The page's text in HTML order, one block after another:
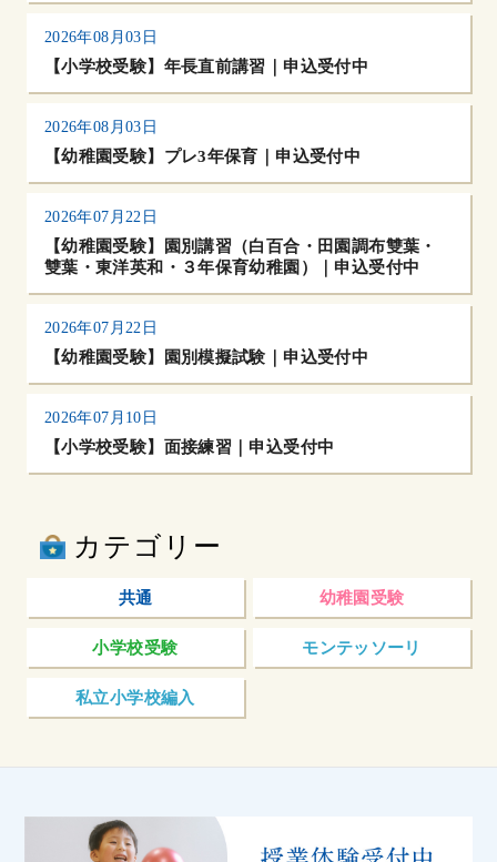
2026年08月03日
【小学校受験】年長直前講習｜申込受付中
2026年08月03日
【幼稚園受験】プレ3年保育｜申込受付中
2026年07月22日
【幼稚園受験】園別講習（白百合・田園調布雙葉・
雙葉・東洋英和・３年保育幼稚園）｜申込受付中
2026年07月22日
【幼稚園受験】園別模擬試験｜申込受付中
2026年07月10日
【小学校受験】面接練習｜申込受付中
カテゴリー
共通 幼稚園受験
小学校受験 モンテッソーリ
私立小学校編入